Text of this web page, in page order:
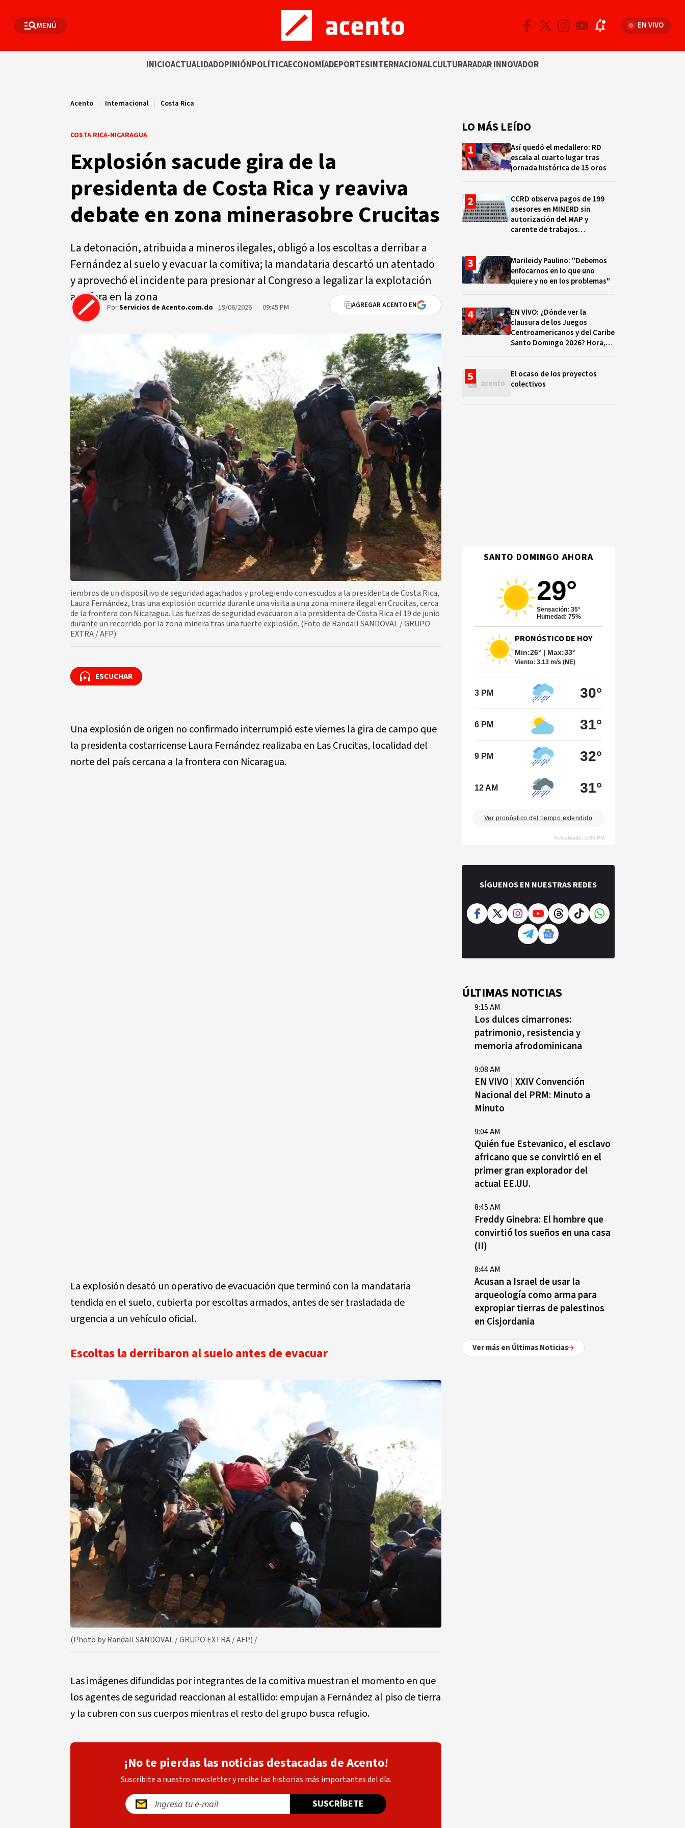
MENÚ EN VIVO
INICIOACTUALIDADOPINIÓNPOLÍTICAECONOMÍADEPORTESINTERNACIONALCULTURARADAR INNOVADOR
Acento | Internacional | Costa Rica
COSTA RICA-NICARAGUA
Explosión sacude gira de la
presidenta de Costa Rica y reaviva
debate en zona minerasobre Crucitas
La detonación, atribuida a mineros ilegales, obligó a los escoltas a derribar a
Fernández al suelo y evacuar la comitiva; la mandataria descartó un atentado
y aprovechó el incidente para presionar al Congreso a legalizar la explotación
aurífera en la zona
PorServicios de Acento.com.do 19/06/2026 · 09:45 PM AGREGAR ACENTO EN
iembros de un dispositivo de seguridad agachados y protegiendo con escudos a la presidenta de Costa Rica,
Laura Fernández, tras una explosión ocurrida durante una visita a una zona minera ilegal en Crucitas, cerca
de la frontera con Nicaragua. Las fuerzas de seguridad evacuaron a la presidenta de Costa Rica el 19 de junio
durante un recorrido por la zona minera tras una fuerte explosión. (Foto de Randall SANDOVAL / GRUPO
EXTRA / AFP)
ESCUCHAR
ESCUCHAR
Una explosión de origen no confirmado interrumpió este viernes la gira de campo que
la presidenta costarricense Laura Fernández realizaba en Las Crucitas, localidad del
norte del país cercana a la frontera con Nicaragua.
La explosión desató un operativo de evacuación que terminó con la mandataria
tendida en el suelo, cubierta por escoltas armados, antes de ser trasladada de
urgencia a un vehículo oficial.
Escoltas la derribaron al suelo antes de evacuar
(Photo by Randall SANDOVAL / GRUPO EXTRA / AFP) /
Las imágenes difundidas por integrantes de la comitiva muestran el momento en que
los agentes de seguridad reaccionan al estallido: empujan a Fernández al piso de tierra
y la cubren con sus cuerpos mientras el resto del grupo busca refugio.
¡No te pierdas las noticias destacadas de Acento!
Suscríbite a nuestro newsletter y recibe las historias más importantes del día.
SUSCRÍBETE
LO MÁS LEÍDO
Así quedó el medallero: RD
escala al cuarto lugar tras
jornada histórica de 15 oros
CCRD observa pagos de 199
asesores en MINERD sin
autorización del MAP y
carente de trabajos
Marileidy Paulino: "Debemos
enfocarnos en lo que uno
quiere y no en los problemas"
EN VIVO: ¿Dónde ver la
clausura de los Juegos
Centroamericanos y del Caribe
Santo Domingo 2026? Hora,
El ocaso de los proyectos
colectivos
SANTO DOMINGO AHORA
29°
Sensación: 35°
Humedad: 75%
PRONÓSTICO DE HOY
Min:26° | Max:33°
Viento: 3.13 m/s (NE)
3 PM 30°
6 PM 31°
9 PM 32°
12 AM 31°
Ver pronóstico del tiempo extendido
Actualizado: 1:35 PM
SÍGUENOS EN NUESTRAS REDES
ÚLTIMAS NOTICIAS
9:15 AM
Los dulces cimarrones:
patrimonio, resistencia y
memoria afrodominicana
9:08 AM
EN VIVO | XXIV Convención
Nacional del PRM: Minuto a
Minuto
9:04 AM
Quién fue Estevanico, el esclavo
africano que se convirtió en el
primer gran explorador del
actual EE.UU.
8:45 AM
Freddy Ginebra: El hombre que
convirtió los sueños en una casa
(II)
8:44 AM
Acusan a Israel de usar la
arqueología como arma para
expropiar tierras de palestinos
en Cisjordania
Ver más en Últimas Noticias